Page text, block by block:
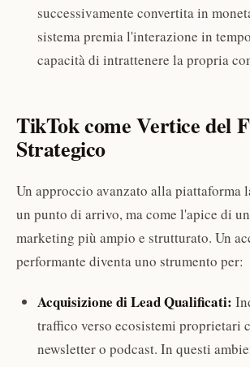
successivamente convertita in
sistema premia l'interazione in
capacità di intrattenere la propria
TikTok come Vertice del
Strategico
Un approccio avanzato alla piattaforma
un punto di arrivo, ma come l'apice di
marketing più ampio e strutturato. Un
performante diventa uno strumento per:
Acquisizione di Lead Qualificati:
traffico verso ecosistemi proprietari
newsletter o podcast. In questi